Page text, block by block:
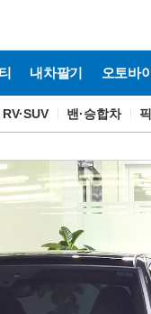
내차팔기 오토바
RV·SUV 밴·승합차